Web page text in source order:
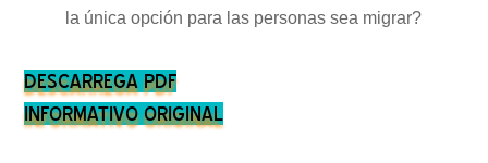
la única opción para las personas sea migrar?
DESCARREGA PDF
INFORMATIVO ORIGINAL